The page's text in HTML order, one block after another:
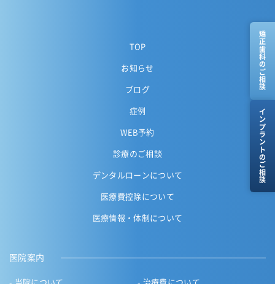
矯正歯科のご相談
インプラントのご相談
TOP
お知らせ
ブログ
症例
WEB予約
診療のご相談
デンタルローンについて
医療費控除について
医療情報・体制について
医院案内
当院について 治療費について